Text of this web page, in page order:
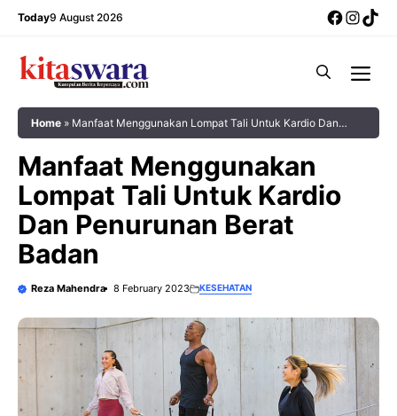
Skip
content
Today9 August 2026
Home » Manfaat Menggunakan Lompat Tali Untuk Kardio Dan
Manfaat Menggunakan
Lompat Tali Untuk Kardio
Dan Penurunan Berat
Badan
Reza Mahendra 8 February 2023 KESEHATAN